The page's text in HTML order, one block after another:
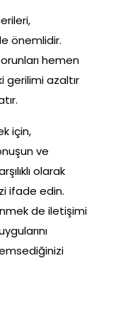
önemlidir.
hemen
gerilimi azaltır
için,
ve
olarak
ifade edin.
de iletişimi